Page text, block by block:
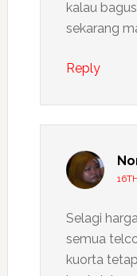
kalau
sekarang
Reply
Selagi
semua
kuorta